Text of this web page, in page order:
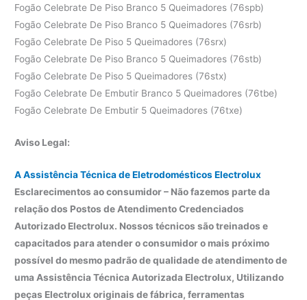
Fogão Celebrate De Piso Branco 5 Queimadores (76spb)
Fogão Celebrate De Piso Branco 5 Queimadores (76srb)
Fogão Celebrate De Piso 5 Queimadores (76srx)
Fogão Celebrate De Piso Branco 5 Queimadores (76stb)
Fogão Celebrate De Piso 5 Queimadores (76stx)
Fogão Celebrate De Embutir Branco 5 Queimadores (76tbe)
Fogão Celebrate De Embutir 5 Queimadores (76txe)
Aviso Legal:
A Assistência Técnica de Eletrodomésticos Electrolux
Esclarecimentos ao consumidor – Não fazemos parte da
relação dos Postos de Atendimento Credenciados
Autorizado Electrolux. Nossos técnicos são treinados e
capacitados para atender o consumidor o mais próximo
possível do mesmo padrão de qualidade de atendimento de
uma Assistência Técnica Autorizada Electrolux, Utilizando
peças Electrolux originais de fábrica, ferramentas